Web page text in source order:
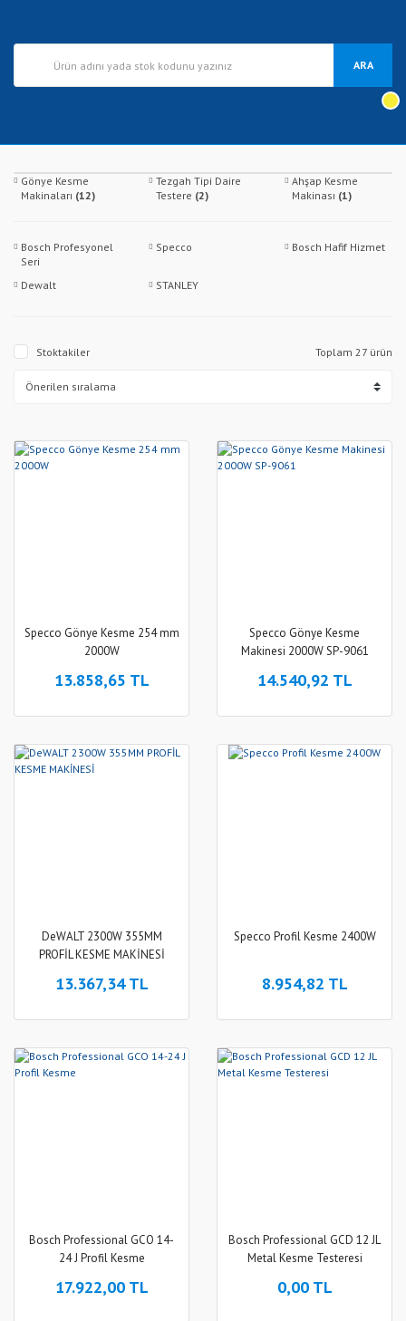
ARA
Gönye Kesme
Makinaları (12)
Tezgah Tipi Daire
Testere (2)
Ahşap Kesme
Makinası (1)
Bosch Profesyonel
Seri
Specco Bosch Hafif Hizmet
Dewalt STANLEY
Stoktakiler Toplam 27 ürün
Specco Gönye Kesme 254 mm
2000W
13.858,65 TL
Specco Gönye Kesme
Makinesi 2000W SP-9061
14.540,92 TL
DeWALT 2300W 355MM
PROFİL KESME MAKİNESİ
13.367,34 TL
Specco Profil Kesme 2400W
8.954,82 TL
Bosch Professional GCO 14-
24 J Profil Kesme
17.922,00 TL
Bosch Professional GCD 12 JL
Metal Kesme Testeresi
0,00 TL